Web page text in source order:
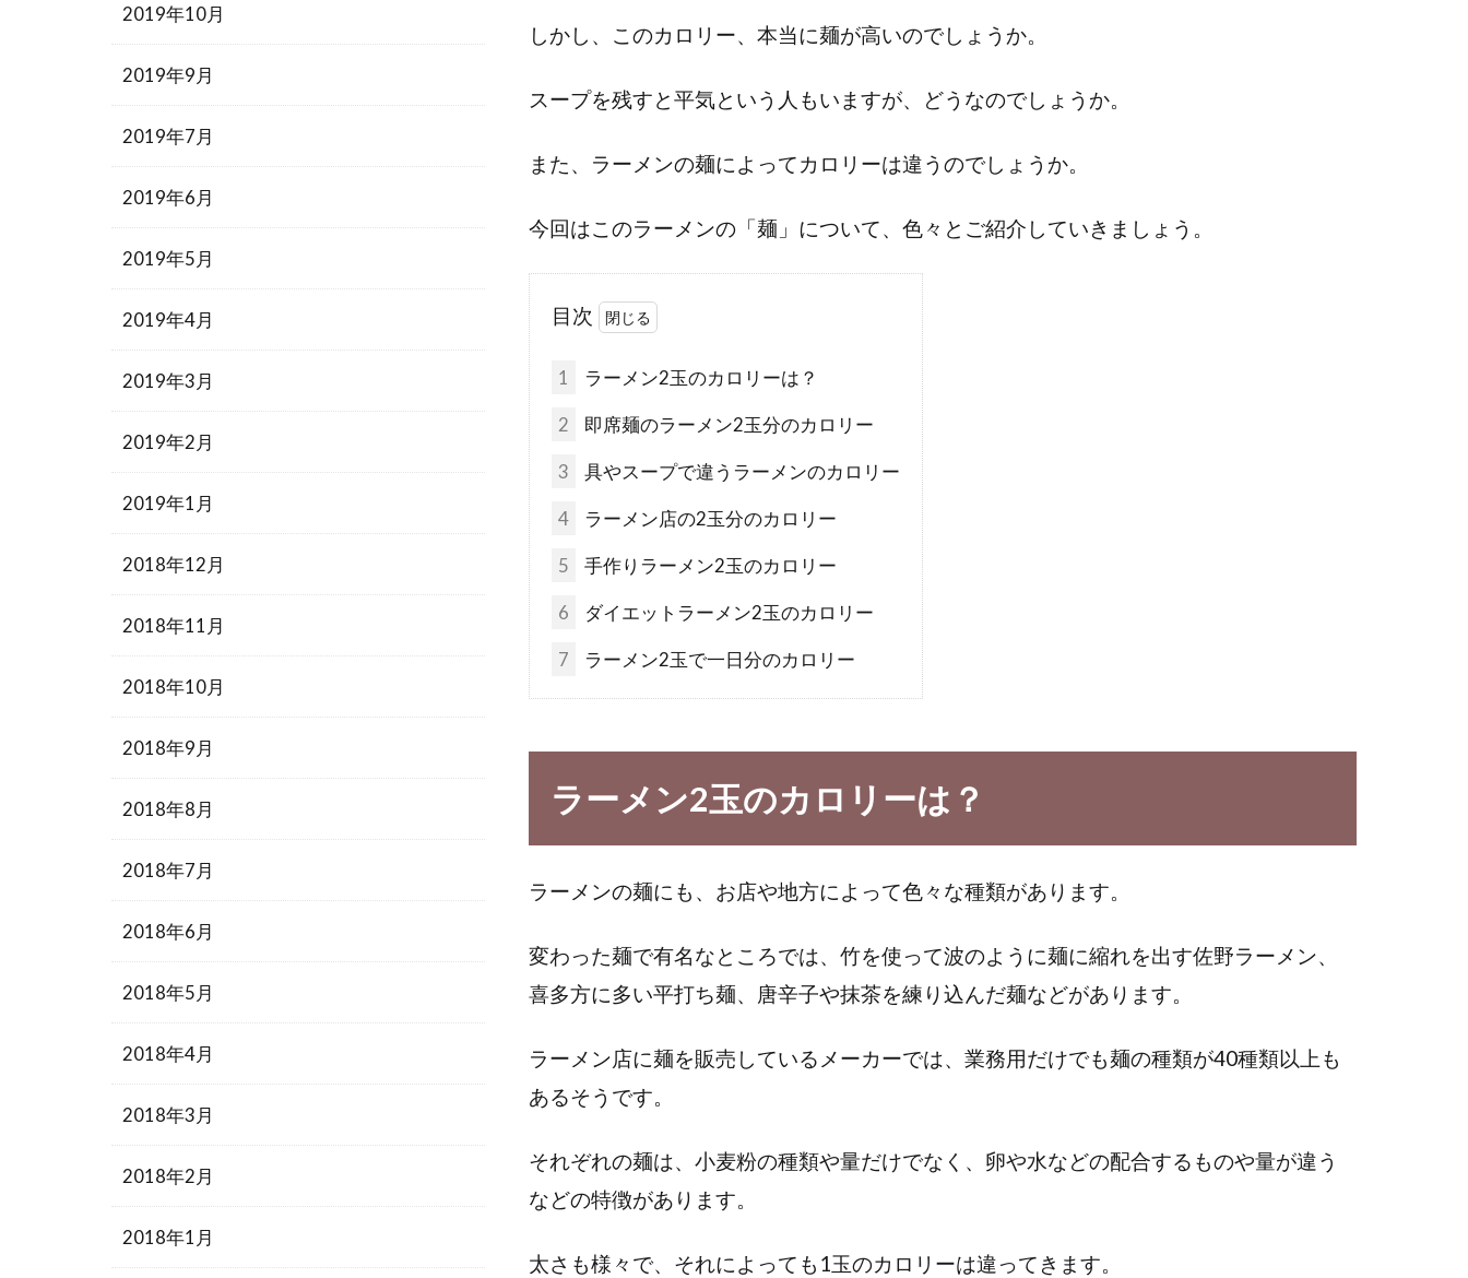
しかし、このカロリー、本当に麺が高いのでしょうか。
スープを残すと平気という人もいますが、どうなのでしょうか。
また、ラーメンの麺によってカロリーは違うのでしょうか。
今回はこのラーメンの「麺」について、色々とご紹介していきましょう。
目次
1 ラーメン2玉のカロリーは？
2 即席麺のラーメン2玉分のカロリー
3 具やスープで違うラーメンのカロリー
4 ラーメン店の2玉分のカロリー
5 手作りラーメン2玉のカロリー
6 ダイエットラーメン2玉のカロリー
7 ラーメン2玉で一日分のカロリー
ラーメン2玉のカロリーは？
ラーメンの麺にも、お店や地方によって色々な種類があります。
変わった麺で有名なところでは、竹を使って波のように麺に縮れを出す佐野ラーメン、
喜多方に多い平打ち麺、唐辛子や抹茶を練り込んだ麺などがあります。
ラーメン店に麺を販売しているメーカーでは、業務用だけでも麺の種類が40種類以上も
あるそうです。
それぞれの麺は、小麦粉の種類や量だけでなく、卵や水などの配合するものや量が違う
などの特徴があります。
太さも様々で、それによっても1玉のカロリーは違ってきます。
2019年10月
2019年9月
2019年7月
2019年6月
2019年5月
2019年4月
2019年3月
2019年2月
2019年1月
2018年12月
2018年11月
2018年10月
2018年9月
2018年8月
2018年7月
2018年6月
2018年5月
2018年4月
2018年3月
2018年2月
2018年1月